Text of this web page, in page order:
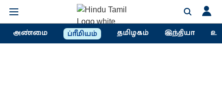
அண்மை ப்ரீமியம் தமிழகம் இந்தியா